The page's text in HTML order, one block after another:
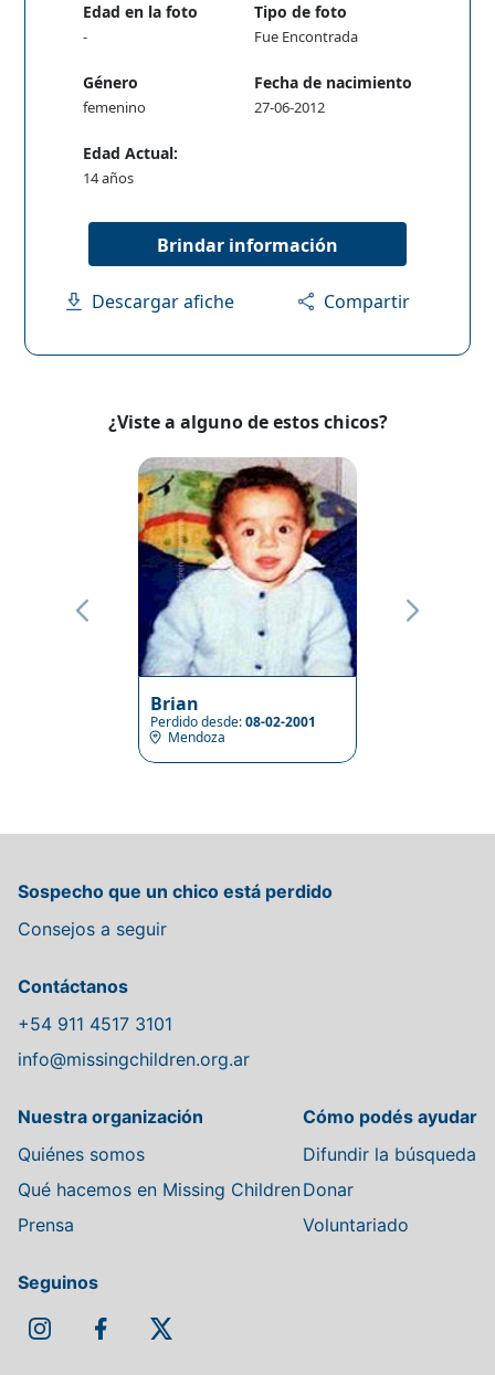
Edad en la foto
-
Tipo de foto
Fue Encontrada
Género
femenino
Fecha de nacimiento
27-06-2012
Edad Actual:
14 años
Brindar información
Descargar afiche Compartir
¿Viste a alguno de estos chicos?
Brian
Perdido desde:08-02-2001
Mendoza
Sospecho que un chico está perdido
Consejos a seguir
Contáctanos
+54 911 4517 3101
info@missingchildren.org.ar
Nuestra organización
Quiénes somos
Qué hacemos en Missing Children
Prensa
Cómo podés ayudar
Difundir la búsqueda
Donar
Voluntariado
Seguinos